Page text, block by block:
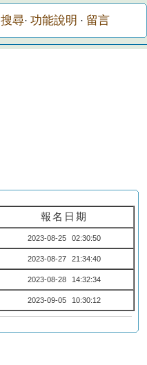
搜尋· 功能說明 · 留言
報名日期
2023-08-25 02:30:50
2023-08-27 21:34:40
2023-08-28 14:32:34
2023-09-05 10:30:12